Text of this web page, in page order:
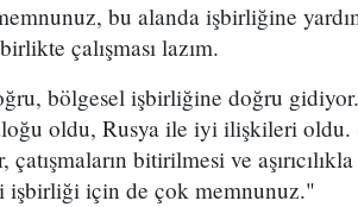
bu alanda işbirliğine
çalışması lazım.
bölgesel işbirliğine doğru gidiyor.
oldu, Rusya ile iyi ilişkileri oldu.
bitirilmesi ve
işbirliği için de çok memnunuz."